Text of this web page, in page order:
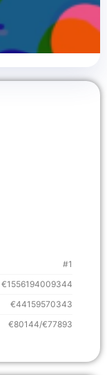
#1
€1556194009344
€44159570343
€80144/€77893